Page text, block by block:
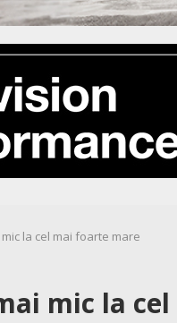
la cel mai foarte mare
mic la